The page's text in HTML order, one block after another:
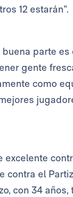
12 estarán”.
parte
gente
como
excelente
contra el
con 34